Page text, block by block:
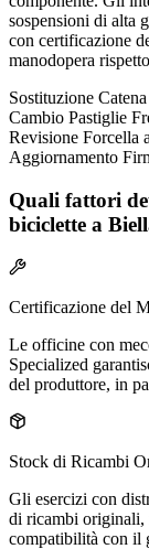
sospensioni di alta
con certificazione
manodopera
Sostituzione
Cambio Pastiglie
Revisione Forcella
Aggiornamento
Quali fattori
biciclette a
Certificazione del
Le officine con
Specialized
del produttore, in
Stock di Ricambi
Gli esercizi con
di ricambi originali,
compatibilità con il